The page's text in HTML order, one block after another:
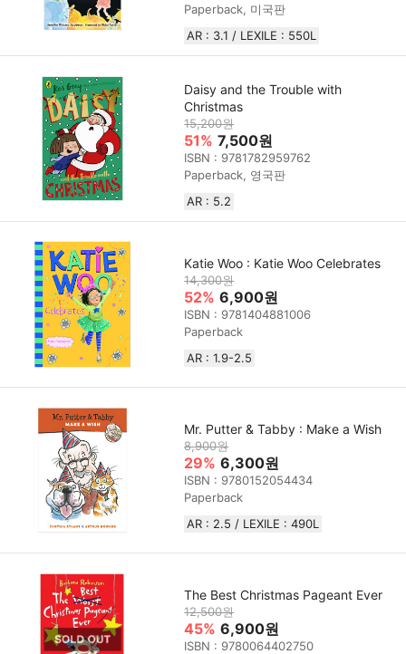
Paperback, 미국판
AR : 3.1 / LEXILE : 550L
Daisy and the Trouble with
Christmas
15,200원
51% 7,500원
ISBN : 9781782959762
Paperback, 영국판
AR : 5.2
Katie Woo : Katie Woo Celebrates
14,300원
52% 6,900원
ISBN : 9781404881006
Paperback
AR : 1.9-2.5
Mr. Putter & Tabby : Make a Wish
8,900원
29% 6,300원
ISBN : 9780152054434
Paperback
AR : 2.5 / LEXILE : 490L
The Best Christmas Pageant Ever
12,500원
45% 6,900원
ISBN : 9780064402750